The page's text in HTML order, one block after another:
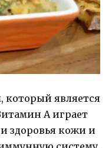
который является
А играет
здоровья кожи и